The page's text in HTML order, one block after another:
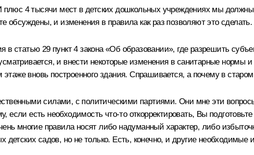
4 тысячи мест в детских дошкольных учреждениях мы должны
обсуждены, и изменения в правила как раз позволяют это сделать.
статью 29 пункт 4 закона «Об образовании», где разрешить
и внести некоторые изменения в санитарные нормы
вновь построенного здания. Спрашивается, а почему в
силами, с политическими партиями. Они мне эти
есть необходимость что‑то откорректировать, Вы
многие правила носят либо надуманный характер, либо
садов, но не только. Есть, конечно, и другие необходимые